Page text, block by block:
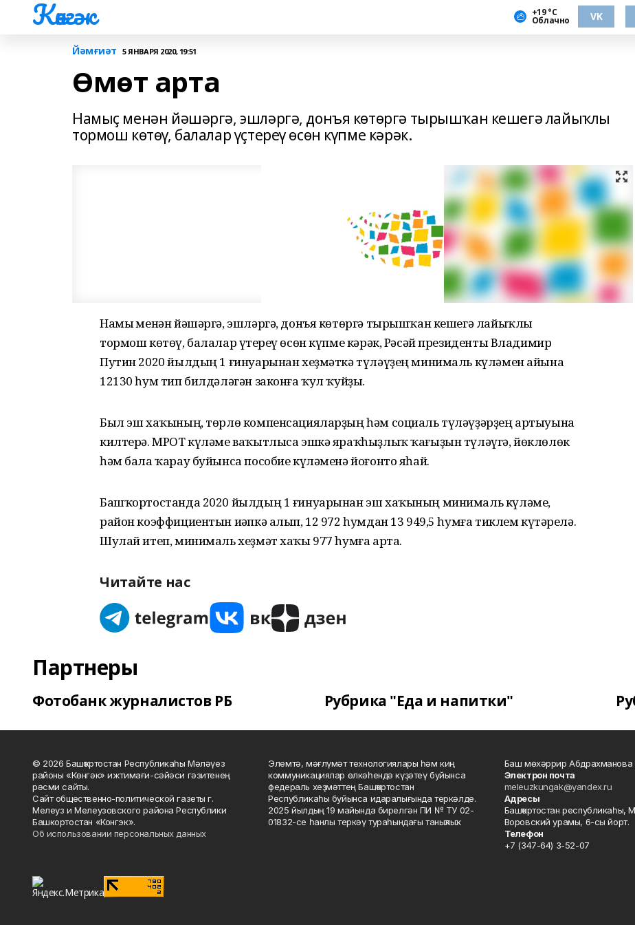
Көнгәк +19 °С
Облачно VK
Йәмғиәт 5 ЯНВАРЯ 2020, 19:51
Өмөт арта
Намыҫ менән йәшәргә, эшләргә, донъя көтөргә тырышҡан кешегә лайыҡлы
тормош көтөү, балалар үҫтереү өсөн күпме кәрәк.
Намыҫ менән йәшәргә, эшләргә, донъя көтөргә тырышҡан кешегә лайыҡлы
тормош көтөү, балалар үҫтереү өсөн күпме кәрәк, Рәсәй президенты Владимир
Путин 2020 йылдың 1 ғинуарынан хеҙмәткә түләүҙең минималь күләмен айына
12130 һум тип билдәләгән законға ҡул ҡуйҙы.
Был эш хаҡының, төрлө компенсацияларҙың һәм социаль түләүҙәрҙең артыуына
килтерә. МРОТ күләме ваҡытлыса эшкә яраҡһыҙлыҡ ҡағыҙын түләүгә, йөклөлөк
һәм бала ҡарау буйынса пособие күләменә йоғонто яһай.
Башҡортостанда 2020 йылдың 1 ғинуарынан эш хаҡының минималь күләме,
район коэффициентын иҫәпкә алып, 12 972 һумдан 13 949,5 һумға тиклем күтәрелә.
Шулай итеп, минималь хеҙмәт хаҡы 977 һумға арта.
Читайте нас
Партнеры
Фотобанк журналистов РБ Рубрика "Еда и напитки"
© 2026 Башҡортостан Республикаһы Мәләүез
районы «Көнгәк» ижтимағи-сәйәси гәзитенең
рәсми сайты.
Сайт общественно-политической газеты г.
Мелеуз и Мелеузовского района Республики
Башкортостан «Конгэк».
Об использовании персональных данных
Элемтә, мәғлүмәт технологиялары һәм киң
коммуникациялар өлкәһендә күҙәтеү буйынса
федераль хеҙмәттең Башҡортостан
Республикаһы буйынса идаралығында теркәлде.
2025 йылдың 19 майында бирелгән ПИ № ТУ 02-
01832-се һанлы теркәү тураһындағы таныҡлыҡ.
Баш мөхәррир Абдрахманова
Электрон почта
meleuzkungak@yandex.ru
Адресы
Башҡортостан республикаһы,
Воровский урамы, 6-сы йорт.
Телефон
+7 (347-64) 3-52-07